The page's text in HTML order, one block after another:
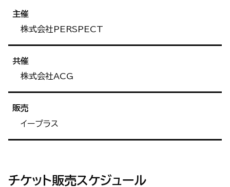
主催
株式会社PERSPECT
共催
株式会社ACG
販売
イープラス
チケット販売スケジュール